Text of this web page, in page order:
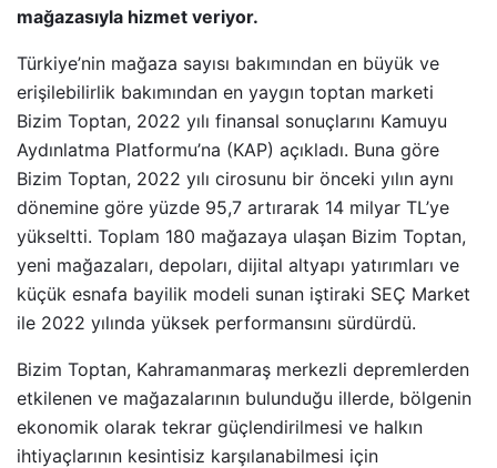
mağazasıyla hizmet veriyor.
Türkiye’nin mağaza sayısı bakımından en büyük ve
erişilebilirlik bakımından en yaygın toptan marketi
Bizim Toptan, 2022 yılı finansal sonuçlarını Kamuyu
Aydınlatma Platformu’na (KAP) açıkladı. Buna göre
Bizim Toptan, 2022 yılı cirosunu bir önceki yılın aynı
dönemine göre yüzde 95,7 artırarak 14 milyar TL’ye
yükseltti. Toplam 180 mağazaya ulaşan Bizim Toptan,
yeni mağazaları, depoları, dijital altyapı yatırımları ve
küçük esnafa bayilik modeli sunan iştiraki SEÇ Market
ile 2022 yılında yüksek performansını sürdürdü.
Bizim Toptan, Kahramanmaraş merkezli depremlerden
etkilenen ve mağazalarının bulunduğu illerde, bölgenin
ekonomik olarak tekrar güçlendirilmesi ve halkın
ihtiyaçlarının kesintisiz karşılanabilmesi için